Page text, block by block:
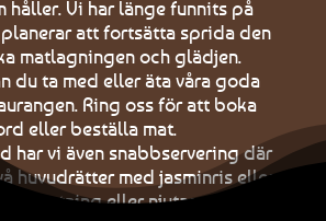
håller. Vi har länge funnits på
planerar att fortsätta sprida den
matlagningen och glädjen.
du ta med eller äta våra goda
Ring oss för att boka
eller beställa mat.
har vi även snabbservering där
huvudrätter med jasminris eller
avhämtning eller njutas på plats.